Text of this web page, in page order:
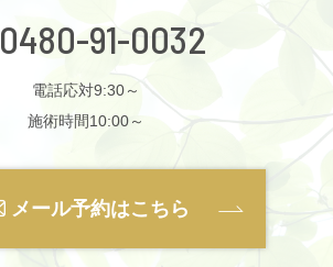
0480-91-0032
電話応対9:30～
施術時間10:00～
メール予約はこちら